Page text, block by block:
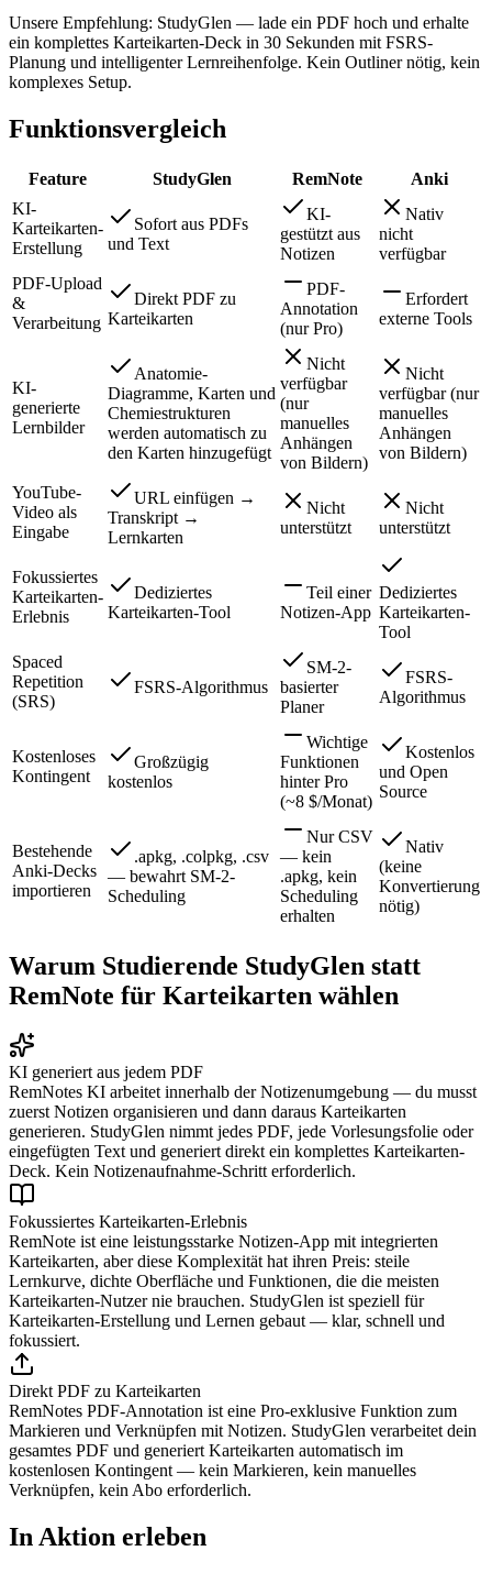
Unsere Empfehlung: StudyGlen — lade ein PDF hoch und erhalte
ein komplettes Karteikarten-Deck in 30 Sekunden mit FSRS-
Planung und intelligenter Lernreihenfolge. Kein Outliner nötig, kein
komplexes Setup.
Funktionsvergleich
Feature StudyGlen RemNote
Anki
KI-
Karteikarten-
Erstellung
Sofort aus PDFs
und Text
KI-
gestützt aus
Notizen
Nativ
nicht
verfügbar
PDF-Upload
&
Verarbeitung
Direkt PDF zu
Karteikarten
PDF-
Annotation
(nur Pro)
Erfordert
externe Tools
KI-
generierte
Lernbilder
Anatomie-
Diagramme, Karten und
Chemiestrukturen
werden automatisch zu
den Karten hinzugefügt
Nicht
verfügbar
(nur
manuelles
Anhängen
von Bildern)
Nicht
verfügbar (nur
manuelles
Anhängen
von Bildern)
YouTube-
Video als
Eingabe
URL einfügen →
Transkript →
Lernkarten
Nicht
unterstützt
Nicht
unterstützt
Fokussiertes
Karteikarten-
Erlebnis
Dediziertes
Karteikarten-Tool
Teil einer
Notizen-App
Dediziertes
Karteikarten-
Tool
Spaced
Repetition
(SRS)
FSRS-Algorithmus
SM-2-
basierter
Planer
FSRS-
Algorithmus
Kostenloses
Kontingent
Großzügig
kostenlos
Wichtige
Funktionen
hinter Pro
(~8 $/Monat)
Kostenlos
und Open
Source
Bestehende
Anki-Decks
importieren
.apkg, .colpkg, .csv
— bewahrt SM-2-
Scheduling
Nur CSV
— kein
.apkg, kein
Scheduling
erhalten
Nativ
(keine
Konvertierung
nötig)
Warum Studierende StudyGlen statt
RemNote für Karteikarten wählen
KI generiert aus jedem PDF
RemNotes KI arbeitet innerhalb der Notizenumgebung — du musst
zuerst Notizen organisieren und dann daraus Karteikarten
generieren. StudyGlen nimmt jedes PDF, jede Vorlesungsfolie oder
eingefügten Text und generiert direkt ein komplettes Karteikarten-
Deck. Kein Notizenaufnahme-Schritt erforderlich.
Fokussiertes Karteikarten-Erlebnis
RemNote ist eine leistungsstarke Notizen-App mit integrierten
Karteikarten, aber diese Komplexität hat ihren Preis: steile
Lernkurve, dichte Oberfläche und Funktionen, die die meisten
Karteikarten-Nutzer nie brauchen. StudyGlen ist speziell für
Karteikarten-Erstellung und Lernen gebaut — klar, schnell und
fokussiert.
Direkt PDF zu Karteikarten
RemNotes PDF-Annotation ist eine Pro-exklusive Funktion zum
Markieren und Verknüpfen mit Notizen. StudyGlen verarbeitet dein
gesamtes PDF und generiert Karteikarten automatisch im
kostenlosen Kontingent — kein Markieren, kein manuelles
Verknüpfen, kein Abo erforderlich.
In Aktion erleben